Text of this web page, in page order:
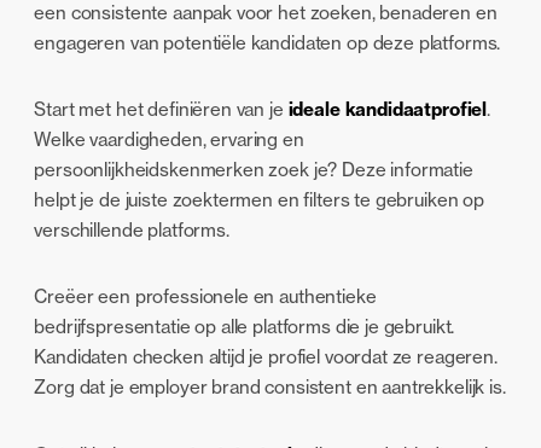
een consistente aanpak voor het zoeken, benaderen en
engageren van potentiële kandidaten op deze platforms.
Start met het definiëren van je ideale kandidaatprofiel.
Welke vaardigheden, ervaring en
persoonlijkheidskenmerken zoek je? Deze informatie
helpt je de juiste zoektermen en filters te gebruiken op
verschillende platforms.
Creëer een professionele en authentieke
bedrijfspresentatie op alle platforms die je gebruikt.
Kandidaten checken altijd je profiel voordat ze reageren.
Zorg dat je employer brand consistent en aantrekkelijk is.